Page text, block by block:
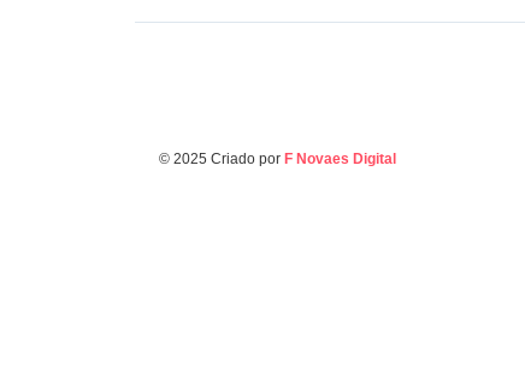
© 2025 Criado por F Novaes Digital